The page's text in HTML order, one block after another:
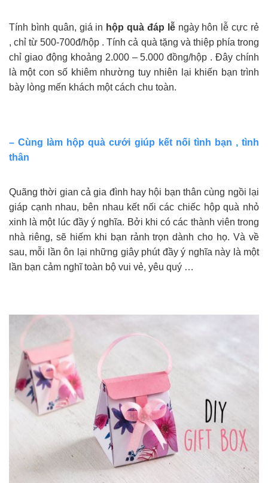
Tính bình quân, giá in hộp quà đáp lễ ngày hôn lễ cực rẻ
, chỉ từ 500-700đ/hộp . Tính cả quà tặng và thiệp phía trong
chỉ giao động khoảng 2.000 – 5.000 đồng/hộp . Đây chính
là một con số khiêm nhường tuy nhiên lại khiến bạn trình
bày lòng mến khách một cách chu toàn.
–Cùng làm hộp quà cưới giúp kết nối tình bạn , tình
thân
Quãng thời gian cả gia đình hay hội bạn thân cùng ngồi lại
giáp cạnh nhau, bên nhau kết nối các chiếc hộp quà nhỏ
xinh là một lúc đầy ý nghĩa. Bởi khi có các thành viên trong
nhà riêng, sẽ hiếm khi bạn rảnh trọn dành cho họ. Và về
sau, mỗi lần ôn lại những giây phút đầy ý nghĩa này là một
lần bạn cảm nghĩ toàn bộ vui vẻ, yêu quý …